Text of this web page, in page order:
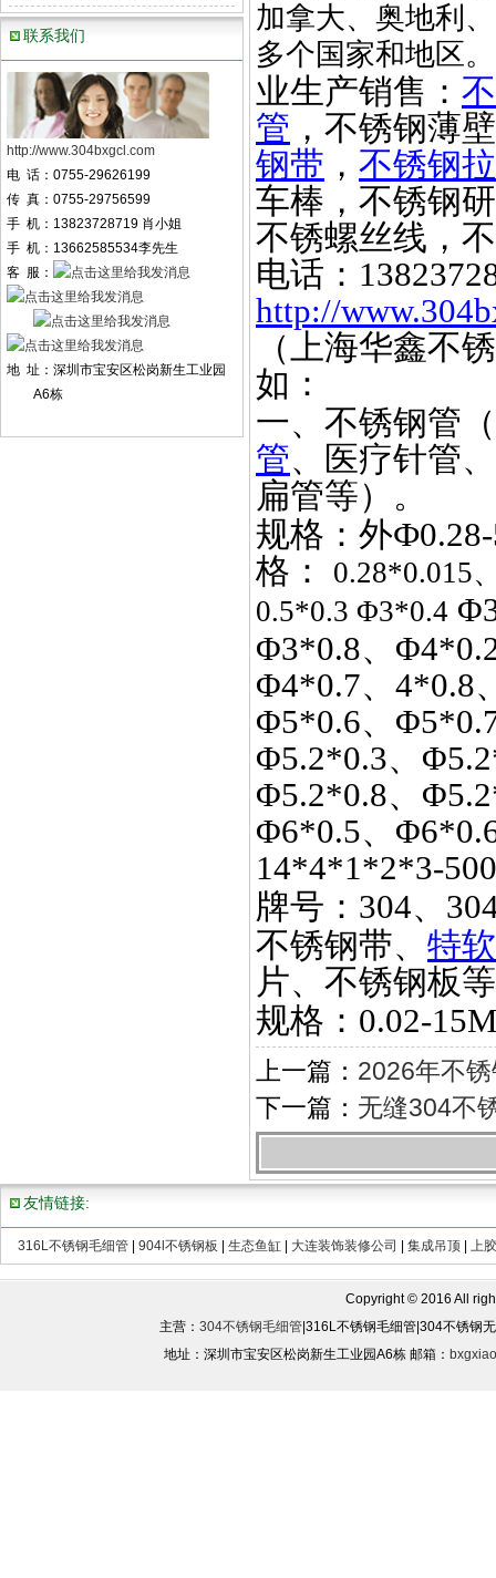
联系我们
http://www.304bxgcl.com
电 话：0755-29626199
传 真：0755-29756599
手 机：13823728719 肖小姐
手 机：13662585534李先生
客 服：
地 址：深圳市宝安区松岗新生工业园
A6栋
加拿大、奥地利
多个国家和地区。
业生产销售：
管 ，不锈钢薄
钢带 ， 不锈钢
车棒，不锈钢
不锈螺丝线，
电话：
http://
（上海华鑫不
如：
一、不锈钢管
管、医疗针管
扁管等）。
规格：外
格：
0.28*0.015
0.5*0.3 Φ3*0.4
Φ3*0.8、
Φ4*0.7、4*0.8
Φ5*0.6、
Φ5.2*0.3、
Φ5.2*0.8、
Φ6*0.5、
14*4*1*2*3-
牌号： 304、
不锈钢带、 特
片、不锈钢板
规格： 0.02-
上一篇： 2026年不
下一篇： 无缝304不
友情链接:
316L不锈钢毛细管| 904l不锈钢板 生态鱼缸| 大连装饰装修公司 集成吊顶| 上
Copyright © 2016 All
主营： 304不锈钢毛细管|316L不锈钢毛细管|304不锈钢
地址：深圳市宝安区松岗新生工业园A6栋 邮箱：